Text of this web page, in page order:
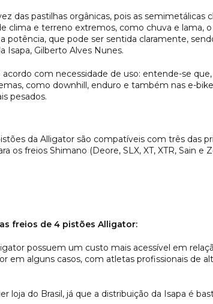
das pastilhas orgânicas, pois as
clima e terreno extremos, como chuva e lama,
que pode ser sentida claramente,
Isapa, Gilberto Alves Nunes.
com necessidade de uso: entende-se
como downhill, enduro e também nas e-
pesados.
da Alligator são compatíveis com três das
os freios Shimano (Deore, SLX, XT, XTR, Sain e
freios de 4 pistões Alligator:
possuem um custo mais acessível em
em alguns casos, com atletas profissionais de
loja do Brasil, já que a distribuição da Isapa é